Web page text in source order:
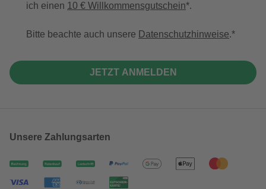
ich einen 10 € Willkommensgutschein*.
Bitte beachte auch unsere Datenschutzhinweise.
JETZT ANMELDEN
Unsere Zahlungsarten